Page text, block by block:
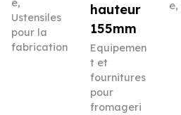
e,
Ustensiles
pour la
fabrication
hauteur
155mm
Equipemen
t et
fournitures
pour
fromageri
e,